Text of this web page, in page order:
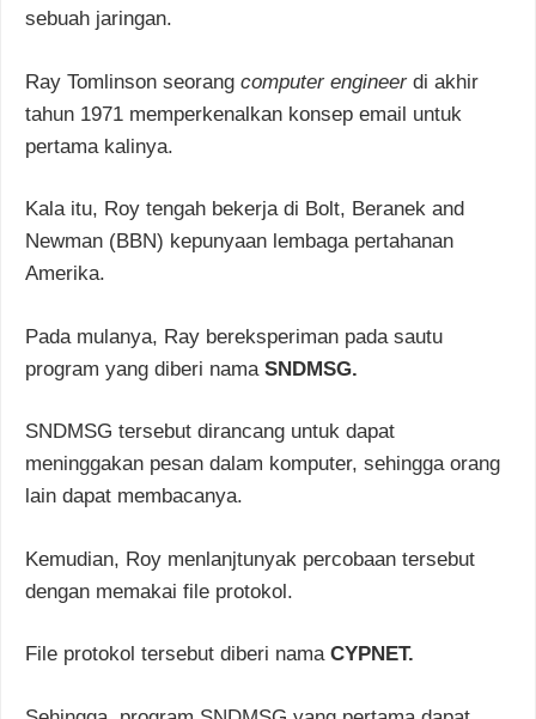
sebuah jaringan.
Ray Tomlinson seorang computer engineerdi akhir
tahun 1971 memperkenalkan konsep email untuk
pertama kalinya.
Kala itu, Roy tengah bekerja di Bolt, Beranek and
Newman (BBN) kepunyaan lembaga pertahanan
Amerika.
Pada mulanya, Ray bereksperiman pada sautu
program yang diberi nama SNDMSG.
SNDMSG tersebut dirancang untuk dapat
meninggakan pesan dalam komputer, sehingga orang
lain dapat membacanya.
Kemudian, Roy menlanjtunyak percobaan tersebut
dengan memakai file protokol.
File protokol tersebut diberi nama CYPNET.